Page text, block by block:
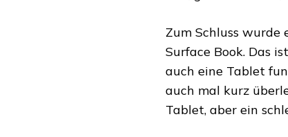
Zum Schluss wurde
Surface Book. Das
auch eine Tablet
auch mal kurz
Tablet, aber ein